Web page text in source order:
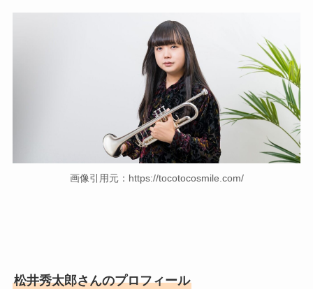
画像引用元：https://tocotocosmile.com/
松井秀太郎さんのプロフィール